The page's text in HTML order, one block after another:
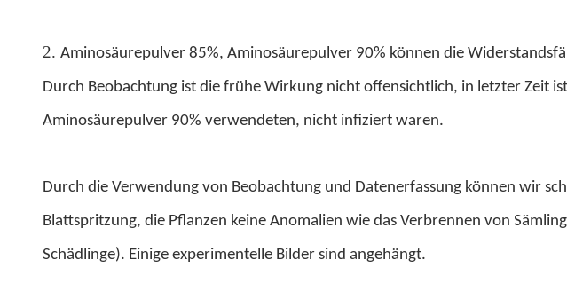
2. Aminosäurepulver 85%, Aminosäurepulver 90% können die
Durch Beobachtung ist die frühe Wirkung nicht offensichtlich, in letzter Zeit
Aminosäurepulver 90% verwendeten, nicht infiziert waren.
Durch die Verwendung von Beobachtung und Datenerfassung können wir
Blattspritzung, die Pflanzen keine Anomalien wie das Verbrennen von
Schädlinge). Einige experimentelle Bilder sind angehängt.